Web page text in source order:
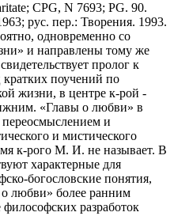
CPG, N 7693; PG. 90.
рус. пер.: Творения. 1993.
одновременно со
и направлены тому же
пролог к
поучений по
жизни, в центре к-рой -
«Главы о любви» в
переосмыслением и
и мистического
к-рого М. И. не называет. В
характерные для
богословские понятия,
любви» более ранним
разработок